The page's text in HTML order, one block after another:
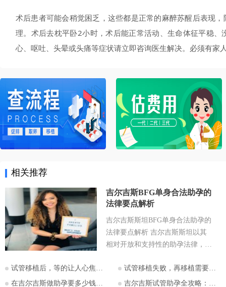
术后患者可能会稍觉困乏，这些都是正常的麻醉苏醒后表现
理。术后去枕平卧2小时，术后能正常活动、生命体征平稳
心、呕吐、头晕或头痛等症状请立即咨询医生解决。必须有
相关推荐
吉尔吉斯BFG单身合法助孕的
法律要点解析
吉尔吉斯斯坦BFG单身合法助孕的
法律要点解析 吉尔吉斯斯坦以其
相对开放和支持性的助孕法律，成
地。特别是对于希望通过助孕实现
为人父母梦想的单身人士，吉尔吉
试管移植后，等的让人心焦的胎心和胎芽，何时会出现？
试管移植失败，再移植需要注意哪些？
在吉尔吉斯做助孕要多少钱？2026比什凯克费用全公开，拒绝隐形消费
吉尔吉斯试管助孕全攻略：为什么越来越多的中国家庭选择比什凯克？